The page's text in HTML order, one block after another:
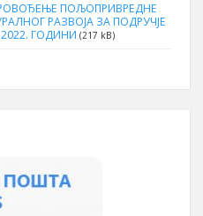
ПОЉОПРИВРЕДНЕ
РАЗВОЈА ЗА ПОДРУЧЈЕ
ГОДИНИ (217 kB)